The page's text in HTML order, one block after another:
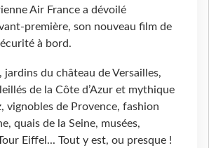
Air France a dévoilé
première, son nouveau film de
à bord.
jardins du château de Versailles,
de la Côte d’Azur et mythique
vignobles de Provence, fashion
quais de la Seine, musées,
Eiffel... Tout y est, ou presque !